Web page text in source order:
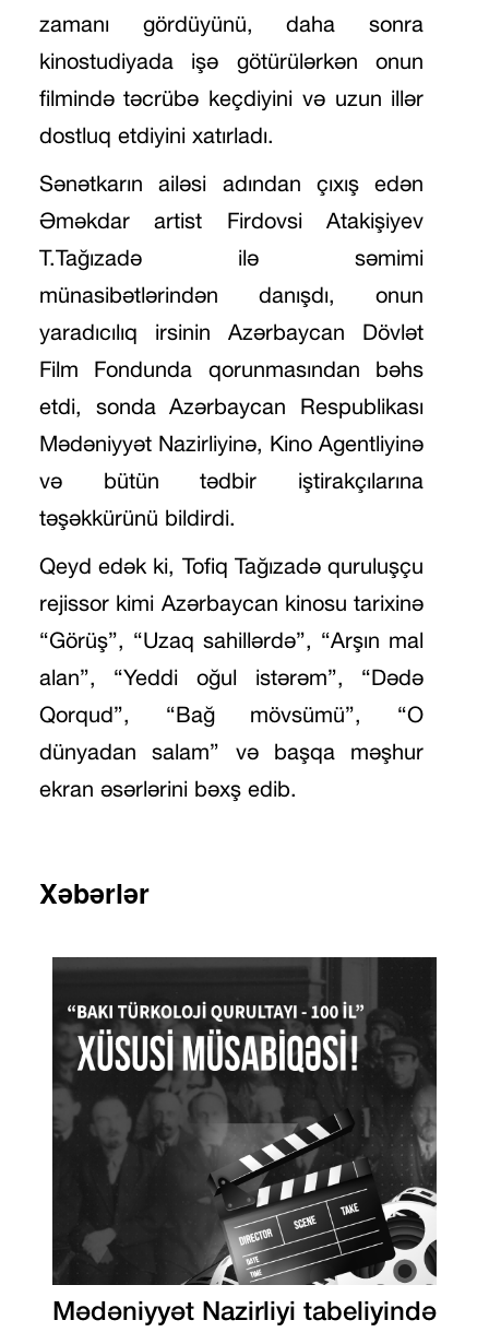
zamanı gördüyünü, daha sonra
kinostudiyada işə götürülərkən onun
filmində təcrübə keçdiyini və uzun illər
dostluq etdiyini xatırladı.
Sənətkarın ailəsi adından çıxış edən
Əməkdar artist Firdovsi Atakişiyev
T.Tağızadə ilə səmimi
münasibətlərindən danışdı, onun
yaradıcılıq irsinin Azərbaycan Dövlət
Film Fondunda qorunmasından bəhs
etdi, sonda Azərbaycan Respublikası
Mədəniyyət Nazirliyinə, Kino Agentliyinə
və bütün tədbir iştirakçılarına
təşəkkürünü bildirdi.
Qeyd edək ki, Tofiq Tağızadə quruluşçu
rejissor kimi Azərbaycan kinosu tarixinə
“Görüş”, “Uzaq sahillərdə”, “Arşın mal
alan”, “Yeddi oğul istərəm”, “Dədə
Qorqud”, “Bağ mövsümü”, “O
dünyadan salam” və başqa məşhur
ekran əsərlərini bəxş edib.
Xəbərlər
Mədəniyyət Nazirliyi tabeliyində